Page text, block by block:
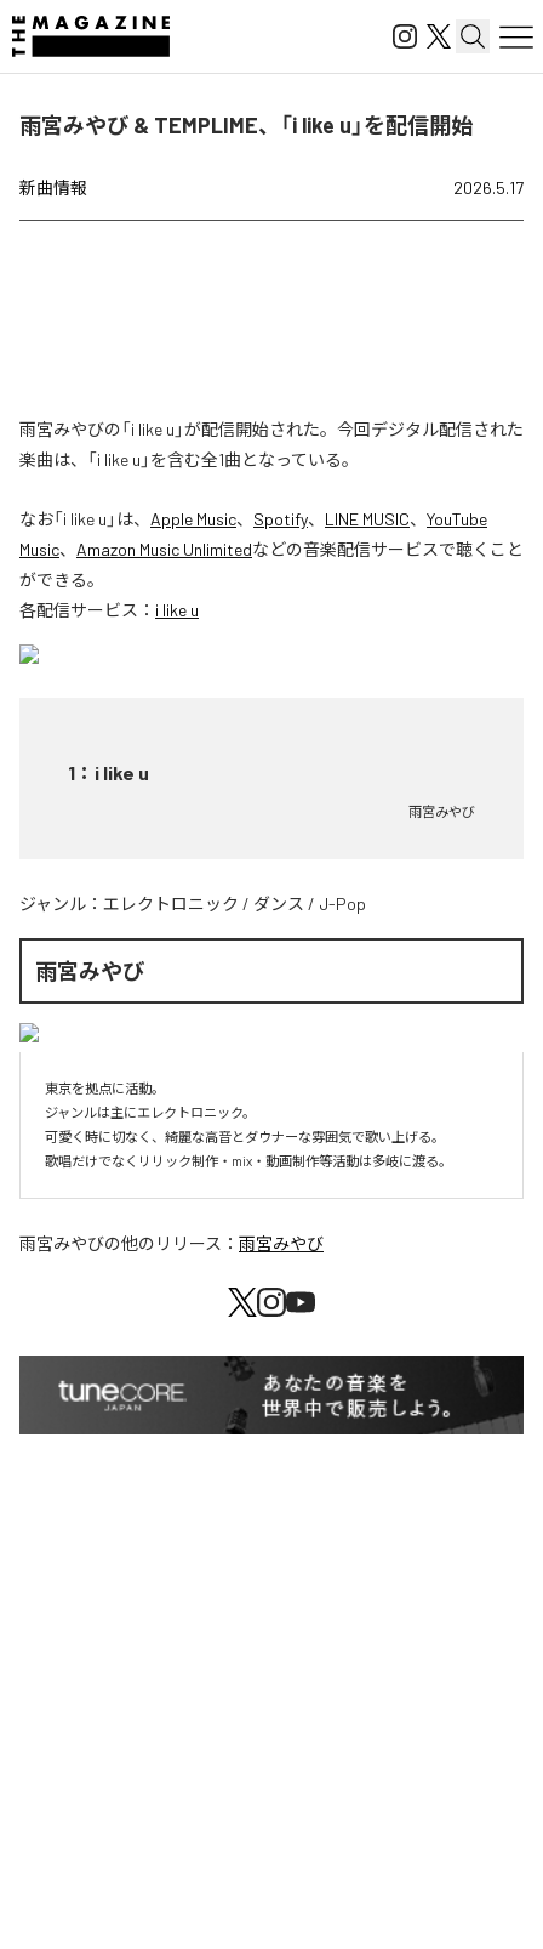
雨宮みやび & TEMPLIME、「i like u」を配信開始
新曲情報 2026.5.17
雨宮みやびの「i like u」が配信開始された。今回デジタル配信された
楽曲は、「i like u」を含む全1曲となっている。
なお「i like u 」は、 Apple Music、 Spotify、 LINE MUSIC、 YouTube
Music、 Amazon Music Unlimitedなどの音楽配信サービスで聴くこと
ができる。
各配信サービス： i like u
1 ： i like u
雨宮みやび
ジャンル： エレクトロニック / ダンス / J-Pop
雨宮みやび
東京を拠点に活動。
ジャンルは主にエレクトロニック。
可愛く時に切なく、綺麗な高音とダウナーな雰囲気で歌い上げる。
歌唱だけでなくリリック制作・mix・動画制作等活動は多岐に渡る。
雨宮みやびの他のリリース： 雨宮みやび